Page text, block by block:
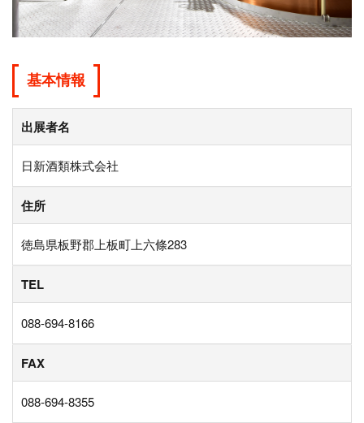
基本情報
出展者名
日新酒類株式会社
住所
徳島県板野郡上板町上六條283
TEL
088-694-8166
FAX
088-694-8355